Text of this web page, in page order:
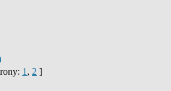
1 , 2 ]